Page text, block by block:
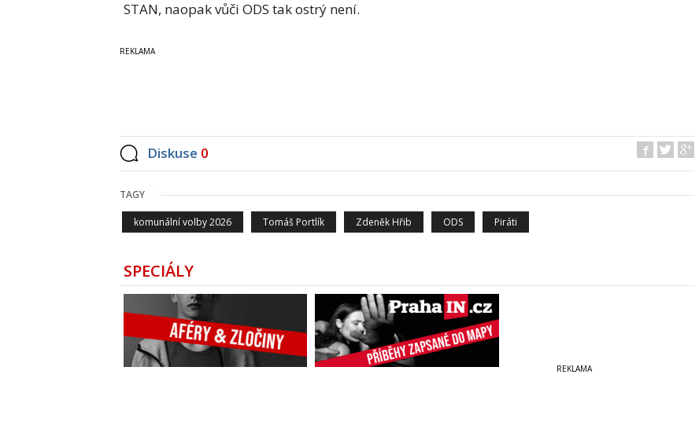
STAN, naopak vůči ODS tak ostrý není.
Diskuse 0
TAGY
komunální volby 2026 Tomáš Portlík Zdeněk Hřib ODS Piráti
SPECIÁLY